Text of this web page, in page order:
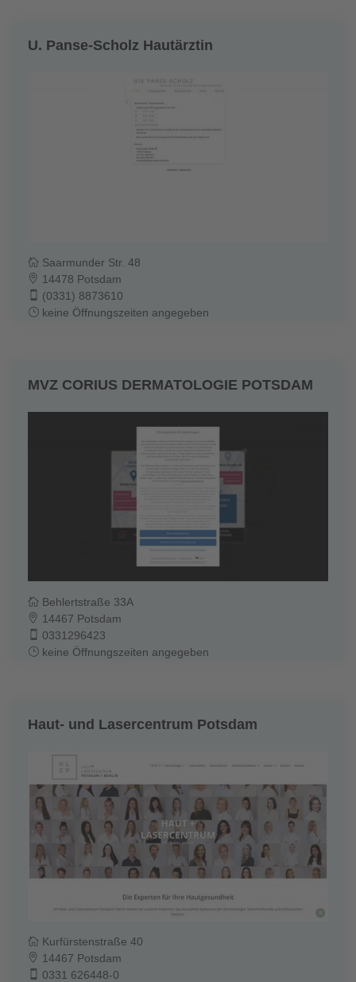
U. Panse-Scholz Hautärztin
Saarmunder Str. 48
14478 Potsdam
(0331) 8873610
keine Öffnungszeiten angegeben
MVZ CORIUS DERMATOLOGIE POTSDAM
Behlertstraße 33A
14467 Potsdam
0331296423
keine Öffnungszeiten angegeben
Haut- und Lasercentrum Potsdam
Kurfürstenstraße 40
14467 Potsdam
0331 626448-0